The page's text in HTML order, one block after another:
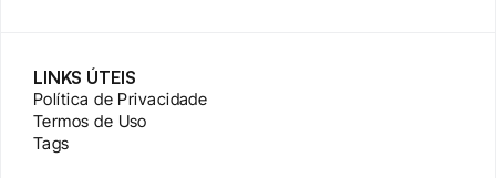
LINKS ÚTEIS
Política de Privacidade
Termos de Uso
Tags